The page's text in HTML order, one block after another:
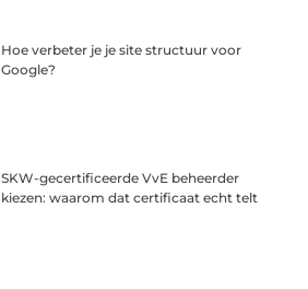
Hoe verbeter je je site structuur voor
Google?
SKW-gecertificeerde VvE beheerder
kiezen: waarom dat certificaat echt telt